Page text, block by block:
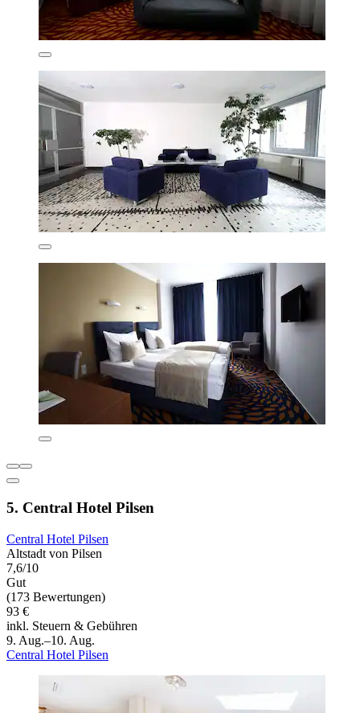
5. Central Hotel Pilsen
Central Hotel Pilsen
Altstadt von Pilsen
7,6/10
Gut
(173 Bewertungen)
93 €
inkl. Steuern & Gebühren
9. Aug.–10. Aug.
Central Hotel Pilsen